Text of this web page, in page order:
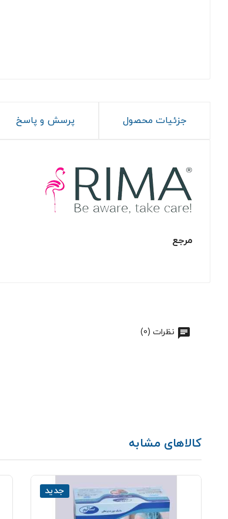
جزئیات محصول پرسش و پاسخ
مرجع
نظرات (0)
کالاهای مشابه
جدید